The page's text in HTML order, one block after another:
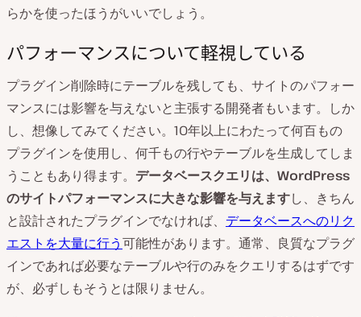
らかを使ったほうがいいでしょう。
パフォーマンスについて軽視している
プラグイン削除時にテーブルを残しても、サイトのパフォー
マンスには影響を与えないと主張する開発者もいます。しか
し、想像してみてください。10年以上にわたって何百もの
プラグインを使用し、何千もの行やテーブルを生成してしま
うこともあり得ます。 データベースクエリは、WordPress
のサイトパフォーマンスに大きな影響を与えますし、きちん
と設計されたプラグインでなければ、 データベースへのリク
エストを大量に行う可能性があります。通常、良質なプラグ
インであれば必要なテーブルや行のみをクエリするはずです
が、必ずしもそうとは限りません。